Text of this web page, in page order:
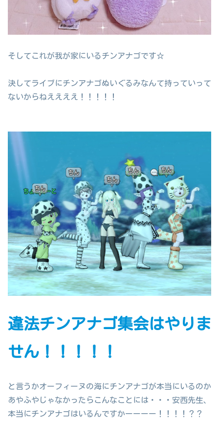
そしてこれが我が家にいるチンアナゴです☆
決してライブにチンアナゴぬいぐるみなんて持っていって
ないからねええええ！！！！！
違法チンアナゴ集会はやりま
せん！！！！！
と言うかオーフィーヌの海にチンアナゴが本当にいるのか
あやふやじゃなかったらこんなことには・・・安西先生、
本当にチンアナゴはいるんですかーーーー！！！！？？